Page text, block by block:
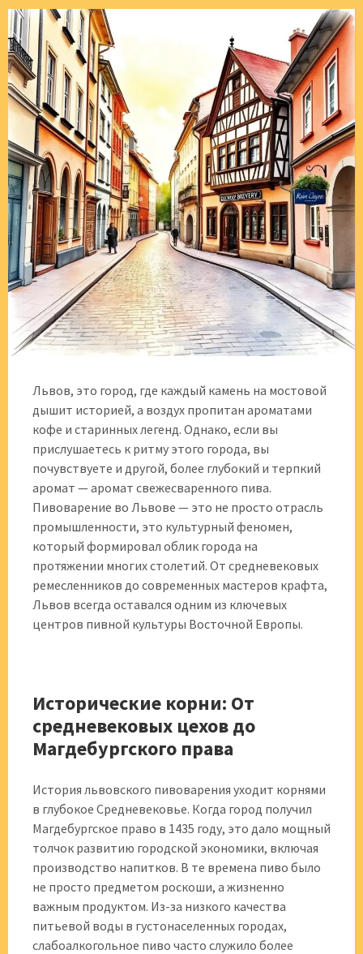
Львов, это город, где каждый камень на мостовой
дышит историей, а воздух пропитан ароматами
кофе и старинных легенд. Однако, если вы
прислушаетесь к ритму этого города, вы
почувствуете и другой, более глубокий и терпкий
аромат — аромат свежесваренного пива.
Пивоварение во Львове — это не просто отрасль
промышленности, это культурный феномен,
который формировал облик города на
протяжении многих столетий. От средневековых
ремесленников до современных мастеров крафта,
Львов всегда оставался одним из ключевых
центров пивной культуры Восточной Европы.
Исторические корни: От
средневековых цехов до
Магдебургского права
История львовского пивоварения уходит корнями
в глубокое Средневековье. Когда город получил
Магдебургское право в 1435 году, это дало мощный
толчок развитию городской экономики, включая
производство напитков. В те времена пиво было
не просто предметом роскоши, а жизненно
важным продуктом. Из-за низкого качества
питьевой воды в густонаселенных городах,
слабоалкогольное пиво часто служило более